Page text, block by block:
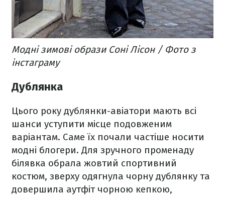
Модні зимові образи Соні Лісон / Фото з
інстаграму
Дублянка
Цього року дублянки-авіатори мають всі
шанси уступити місце подовженим
варіантам. Саме їх почали частіше носити
модні блогери. Для зручного променаду
білявка обрала жовтий спортивний
костюм, зверху одягнула чорну дублянку та
довершила аутфіт чорною кепкою,